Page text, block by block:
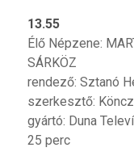
13.55
Élő Népzene:
SÁRKÖZ
rendező: Sztanó
szerkesztő:
gyártó: Duna
25 perc